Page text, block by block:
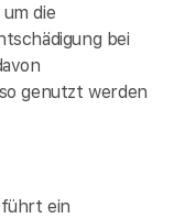
die
bei
genutzt werden
führt ein